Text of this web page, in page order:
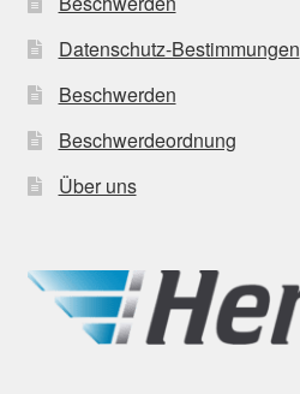
Datenschutz-Bestimmungen
Beschwerden
Beschwerdeordnung
Über uns